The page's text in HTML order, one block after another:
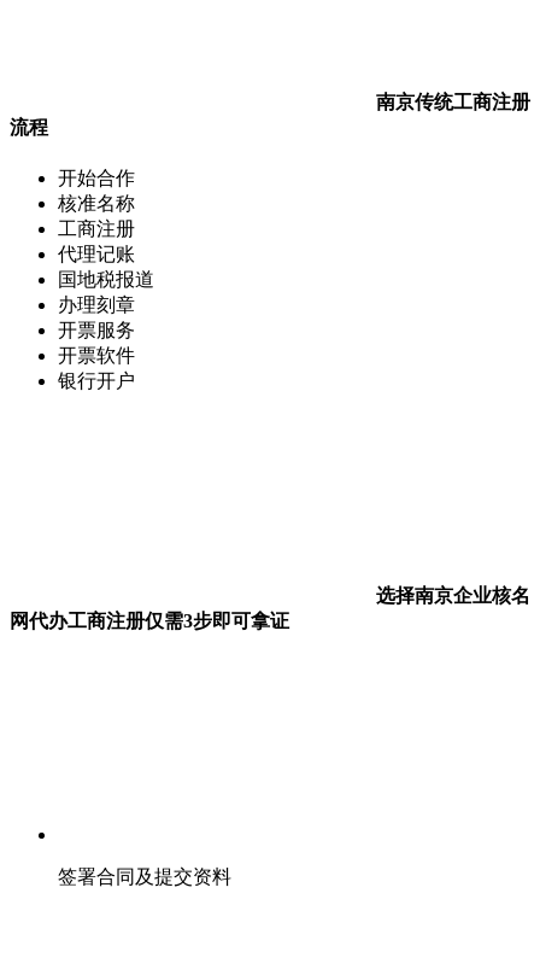
南京传统工商注册
流程
开始合作
核准名称
工商注册
代理记账
国地税报道
办理刻章
开票服务
开票软件
银行开户
选择南京企业核名
网代办工商注册仅需3步即可拿证
签署合同及提交资料